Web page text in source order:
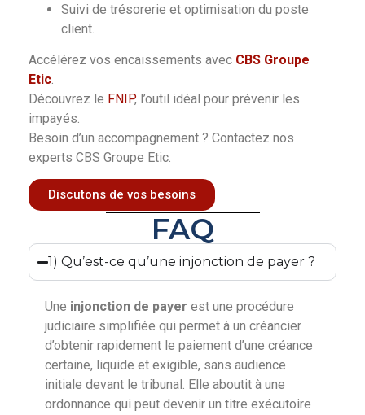
Suivi de trésorerie et optimisation du poste
client.
Accélérez vos encaissements avec CBS Groupe
Etic.
Découvrez le FNIP, l’outil idéal pour prévenir les
impayés.
Besoin d’un accompagnement ? Contactez nos
experts CBS Groupe Etic.
Discutons de vos besoins
FAQ
1) Qu’est-ce qu’une injonction de payer ?
Une injonction de payer est une procédure
judiciaire simplifiée qui permet à un créancier
d’obtenir rapidement le paiement d’une créance
certaine, liquide et exigible, sans audience
initiale devant le tribunal. Elle aboutit à une
ordonnance qui peut devenir un titre exécutoire